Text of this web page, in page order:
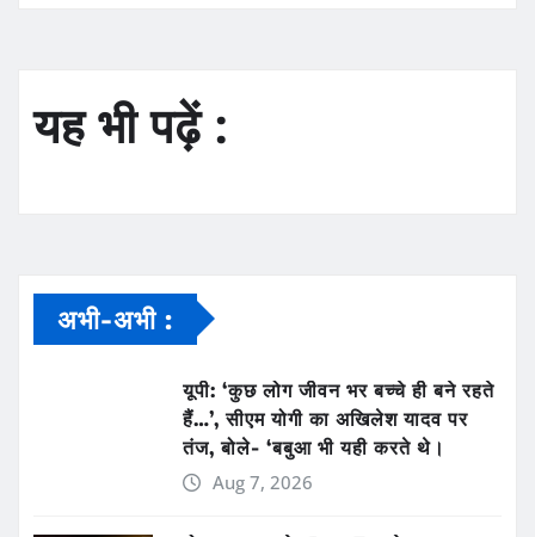
यह भी पढ़ें :
अभी-अभी :
यूपी: ‘कुछ लोग जीवन भर बच्चे ही बने रहते
हैं…’, सीएम योगी का अखिलेश यादव पर
तंज, बोले- ‘बबुआ भी यही करते थे।
Aug 7, 2026